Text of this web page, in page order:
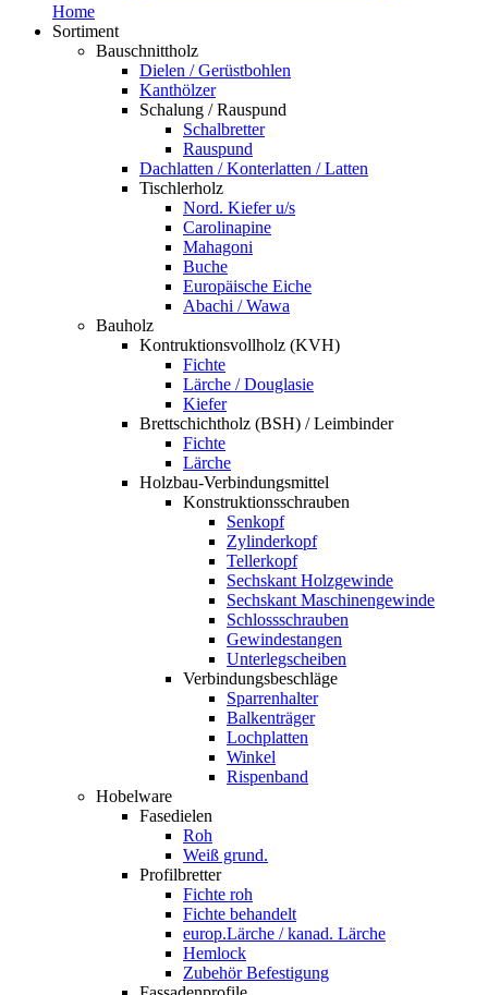
Home
Sortiment
Bauschnittholz
Dielen / Gerüstbohlen
Kanthölzer
Schalung / Rauspund
Schalbretter
Rauspund
Dachlatten / Konterlatten / Latten
Tischlerholz
Nord. Kiefer u/s
Carolinapine
Mahagoni
Buche
Europäische Eiche
Abachi / Wawa
Bauholz
Kontruktionsvollholz (KVH)
Fichte
Lärche / Douglasie
Kiefer
Brettschichtholz (BSH) / Leimbinder
Fichte
Lärche
Holzbau-Verbindungsmittel
Konstruktionsschrauben
Senkopf
Zylinderkopf
Tellerkopf
Sechskant Holzgewinde
Sechskant Maschinengewinde
Schlossschrauben
Gewindestangen
Unterlegscheiben
Verbindungsbeschläge
Sparrenhalter
Balkenträger
Lochplatten
Winkel
Rispenband
Hobelware
Fasedielen
Roh
Weiß grund.
Profilbretter
Fichte roh
Fichte behandelt
europ.Lärche / kanad. Lärche
Hemlock
Zubehör Befestigung